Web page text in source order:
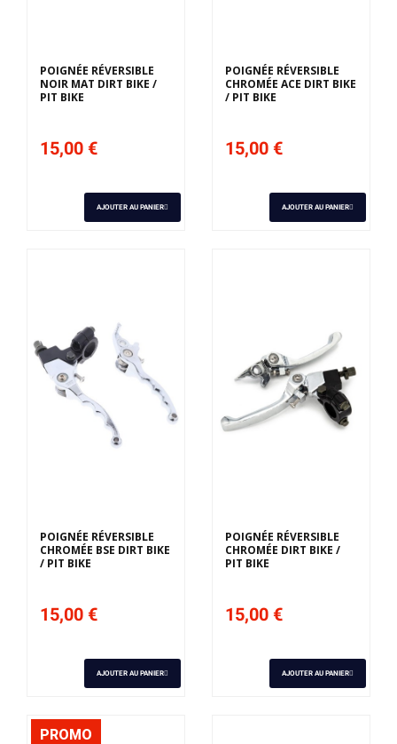
POIGNÉE RÉVERSIBLE
NOIR MAT DIRT BIKE /
PIT BIKE
15,00 €
AJOUTER AU PANIER
POIGNÉE RÉVERSIBLE
CHROMÉE ACE DIRT BIKE
/ PIT BIKE
15,00 €
AJOUTER AU PANIER
POIGNÉE RÉVERSIBLE
CHROMÉE BSE DIRT BIKE
/ PIT BIKE
15,00 €
AJOUTER AU PANIER
POIGNÉE RÉVERSIBLE
CHROMÉE DIRT BIKE /
PIT BIKE
15,00 €
AJOUTER AU PANIER
PROMO